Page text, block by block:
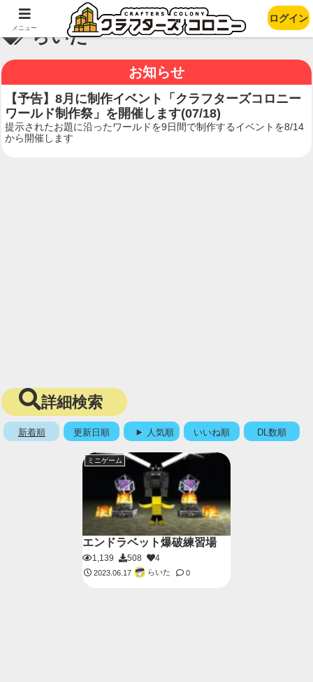
らいた
お知らせ
【予告】8月に制作イベント「クラフターズコロニー
ワールド制作祭」を開催します(07/18)
提示されたお題に沿ったワールドを9日間で制作するイベントを8/14
から開催します
詳細検索
新着順 更新日順 人気順 いいね順 DL数順
ミニゲーム
エンドラベット爆破練習場
1,139 508 4
2023.06.17 らいた 0
メニュー
ログイン